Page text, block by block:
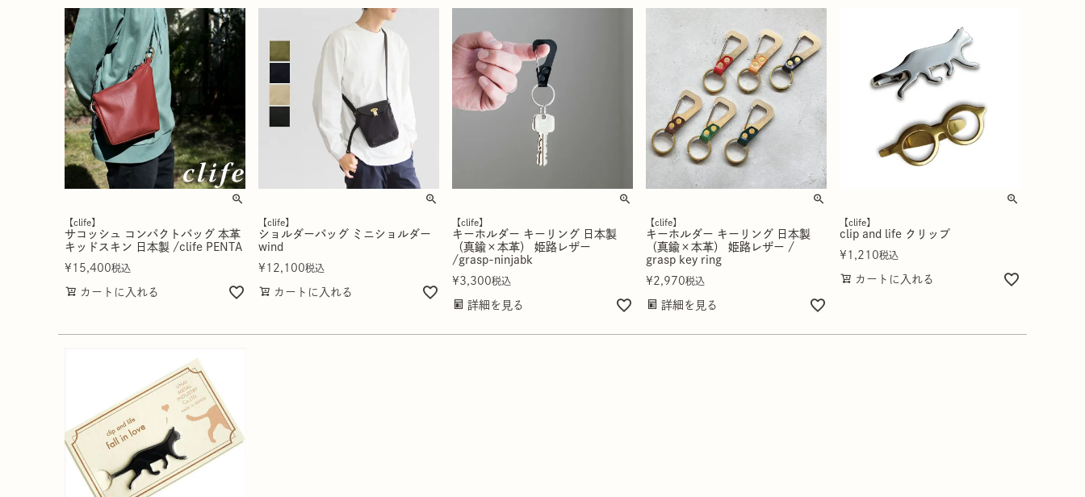
【clife】
サコッシュ コンパクトバッグ 本革
キッドスキン 日本製 /clife PENTA
¥ 15,400税込
カートに入れる
【clife】
ショルダーバッグ ミニショルダー
wind
¥ 12,100税込
カートに入れる
【clife】
キーホルダー キーリング 日本製
（真鍮×本革） 姫路レザー
/grasp-ninjabk
¥3,300税込
詳細を見る
【clife】
キーホルダー キーリング 日本製
（真鍮×本革） 姫路レザー /
grasp key ring
¥2,970税込
詳細を見る
【clife】
clip and life クリップ
¥ 1,210税込
カートに入れる